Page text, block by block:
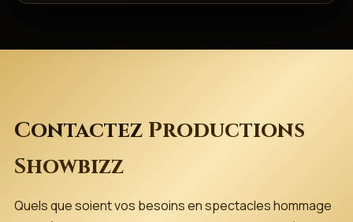
Contactez Productions
Showbizz
Quels que soient vos besoins en spectacles hommage